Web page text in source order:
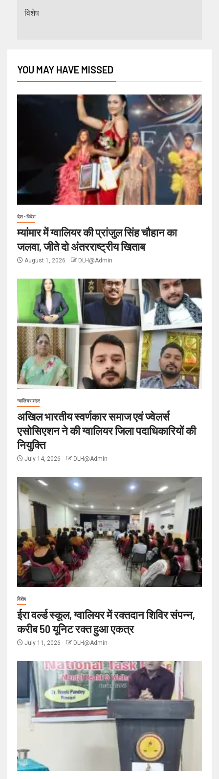
विशेष
YOU MAY HAVE MISSED
देश - विदेश
म्यांमार में ग्वालियर की प्रांजुल सिंह चौहान का
जलवा, जीते दो अंतरराष्ट्रीय खिताब
August 1, 2026 DLH@Admin
ग्वालियर शहर
अखिल भारतीय स्वर्णकार समाज एवं ज्वेलर्स
एसोसिएशन ने की ग्वालियर जिला पदाधिकारियों की
नियुक्ति
July 14, 2026 DLH@Admin
विशेष
ईरा वर्ल्ड स्कूल, ग्वालियर में रक्तदान शिविर संपन्न,
करीब 50 यूनिट रक्त हुआ एकत्र
July 11, 2026 DLH@Admin